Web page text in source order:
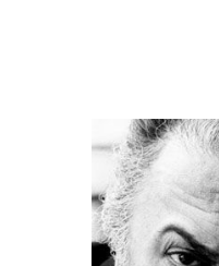
Contatti
Privacy Policy